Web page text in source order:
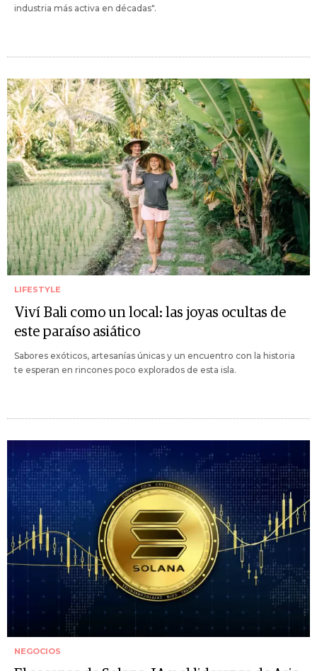
industria más activa en décadas".
LIFESTYLE
Viví Bali como un local: las joyas ocultas de
este paraíso asiático
Sabores exóticos, artesanías únicas y un encuentro con la historia
te esperan en rincones poco explorados de esta isla.
NEGOCIOS